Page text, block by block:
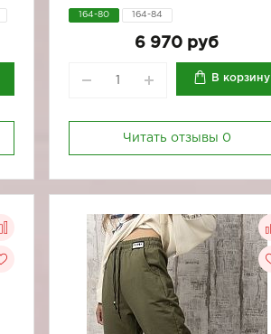
164-80 164-84
6 970 руб
В корзину
Читать отзывы 0